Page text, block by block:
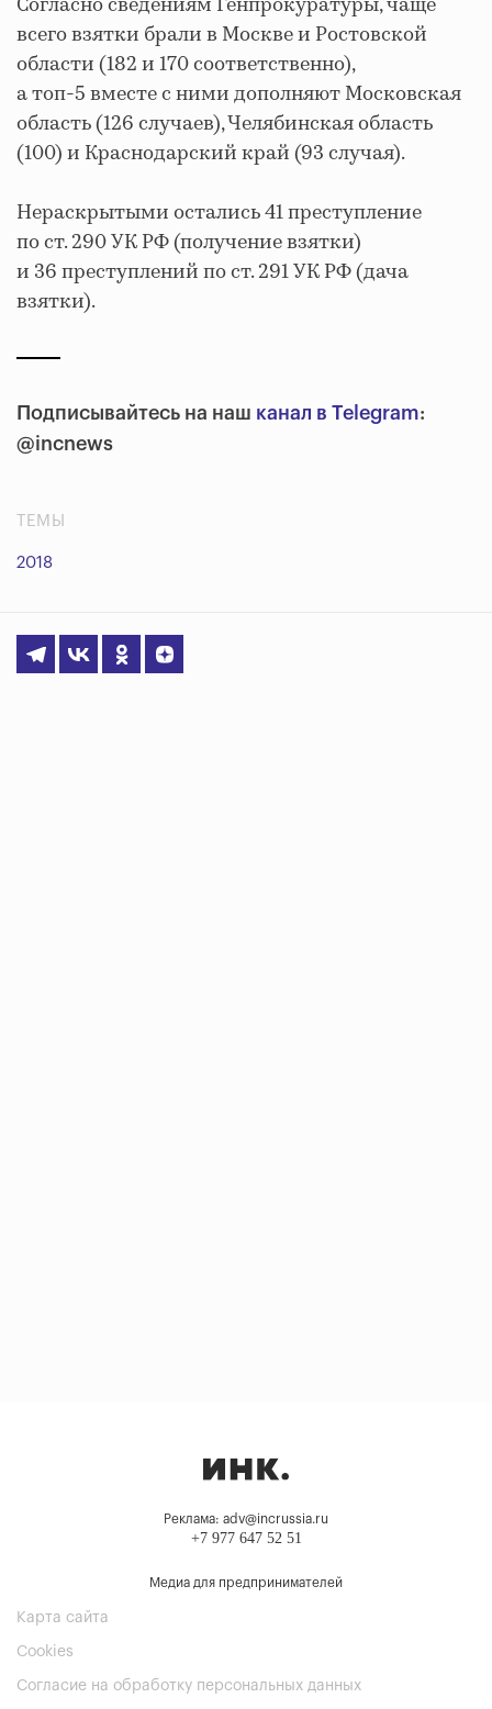
всего взятки брали в Москве и Ростовской
области (182 и 170 соответственно),
а топ-5 вместе с ними дополняют Московская
область (126 случаев), Челябинская область
(100) и Краснодарский край (93 случая).
Нераскрытыми остались 41 преступление
по ст. 290 УК РФ (получение взятки)
и 36 преступлений по ст. 291 УК РФ (дача
взятки).
Подписывайтесь на наш канал в Telegram:
@incnews
ТЕМЫ
2018
Реклама: adv@incrussia.ru
+7 977 647 52 51
Медиа для предпринимателей
Карта сайта
Cookies
Согласие на обработку персональных данных